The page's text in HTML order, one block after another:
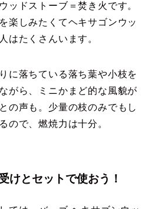
ッドストーブ＝焚き火です。
楽しみたくてヘキサゴンウッ
はたくさんいます。
に落ちている落ち葉や小枝を
がら、ミニかまど的な風貌が
の声も。少量の枝のみでもし
ので、燃焼力は十分。
けとセットで使おう！